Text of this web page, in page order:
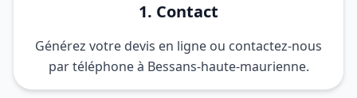
1. Contact
Générez votre devis en ligne ou contactez-nous
par téléphone à Bessans-haute-maurienne.